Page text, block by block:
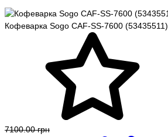
Кофеварка Sogo CAF-SS-7600 (53435511)
7100.00 грн